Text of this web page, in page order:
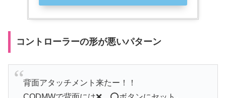
コントローラーの形が悪いパターン
背面アタッチメント来たー！！